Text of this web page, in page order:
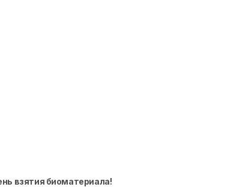
взятия биоматериала!